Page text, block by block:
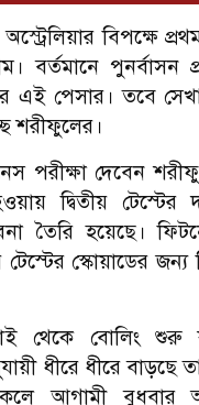
বিপক্ষে
বর্তমানে পুনর্বাসন
এই পেসার। তবে
শরীফুলের।
পরীক্ষা দেবেন
দ্বিতীয়
তৈরি হয়েছে।
টেস্টের স্কোয়াডের
থেকে বোলিং শুরু
ধীরে ধীরে বাড়ছে
আগামী বুধবার